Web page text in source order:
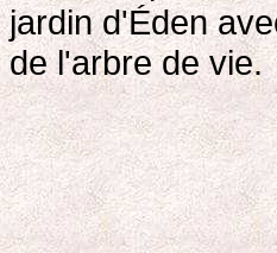
jardin d'Éden
de l'arbre de vie.